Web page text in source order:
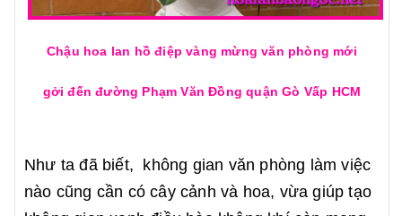
Chậu hoa lan hồ điệp vàng mừng văn phòng mới
gởi đến đường Phạm Văn Đồng quận Gò Vấp HCM
Như ta đã biết, không gian văn phòng làm việc
nào cũng cần có cây cảnh và hoa, vừa giúp tạo